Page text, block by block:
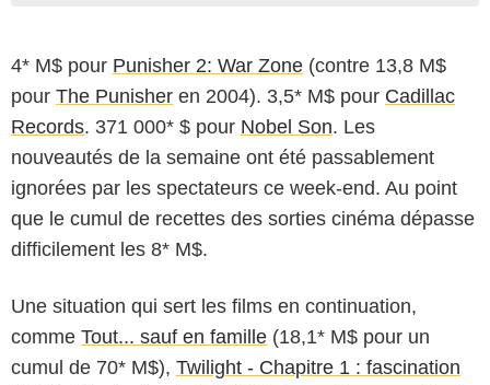
4* M$ pour Punisher 2: War Zone (contre 13,8 M$
pour The Punisher en 2004). 3,5* M$ pour Cadillac
Records. 371 000* $ pour Nobel Son. Les
nouveautés de la semaine ont été passablement
ignorées par les spectateurs ce week-end. Au point
que le cumul de recettes des sorties cinéma dépasse
difficilement les 8* M$.
Une situation qui sert les films en continuation,
comme Tout... sauf en famille (18,1* M$ pour un
cumul de 70* M$), Twilight - Chapitre 1 : fascination